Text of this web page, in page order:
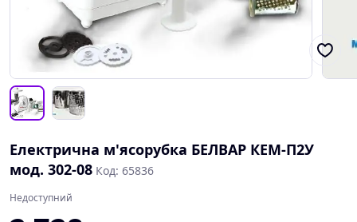
Електрична м'ясорубка БЕЛВАР КЕМ-П2У
мод. 302-08 Код: 65836
Недоступний